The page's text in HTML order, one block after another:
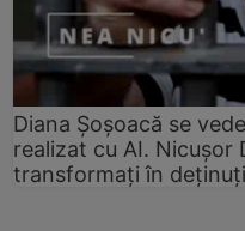
Diana Șoșoacă se
realizat cu AI. Nicușor
transformați în deținuți